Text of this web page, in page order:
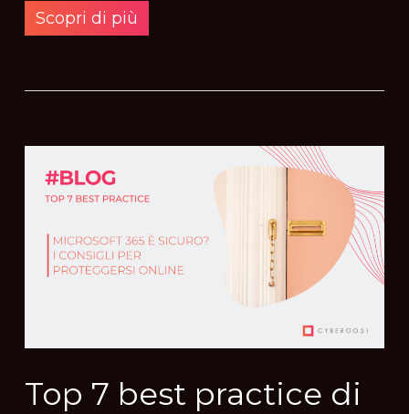
Scopri di più
Top 7 best practice di